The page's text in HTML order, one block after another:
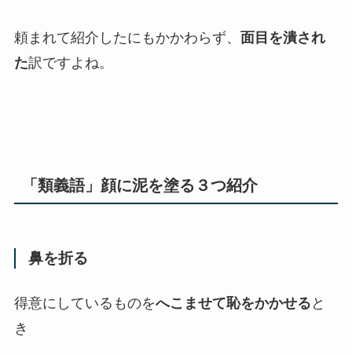
頼まれて紹介したにもかかわらず、 面目を潰され
た訳ですよね。
「類義語」顔に泥を塗る３つ紹介
鼻を折る
得意にしているものをへこませて恥をかかせる と
き